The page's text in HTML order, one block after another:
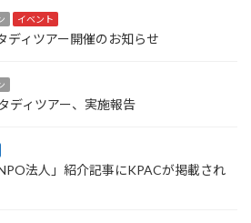
イベント
ディツアー開催のお知らせ
ディツアー、実施報告
法人」紹介記事にKPACが掲載され